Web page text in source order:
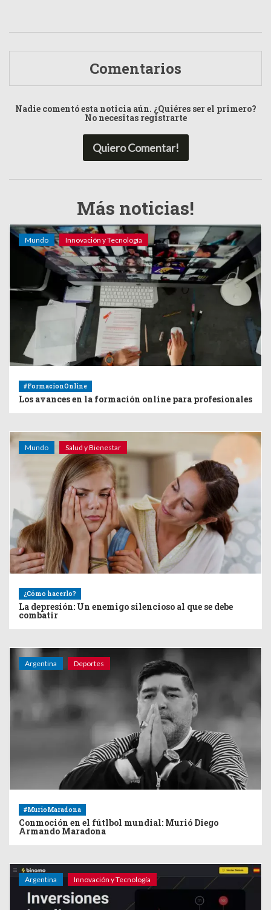
Comentarios
Nadie comentó esta noticia aún. ¿Quiéres ser el primero?
No necesitas registrarte
Quiero Comentar!
Más noticias!
Mundo Innovación y Tecnología
#FormacionOnline
Los avances en la formación online para profesionales
Mundo Salud y Bienestar
¿Cómo hacerlo?
La depresión: Un enemigo silencioso al que se debe
combatir
Argentina Deportes
#MurioMaradona
Conmoción en el fútlbol mundial: Murió Diego
Armando Maradona
Argentina Innovación y Tecnología